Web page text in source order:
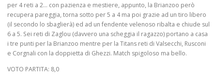
per 4 reti a 2… con pazienza e mestiere, appunto, la Brianzoo però
recupera pareggia, torna sotto per 5 a 4 ma poi grazie ad un tiro libero
(il secondo lo sbaglierà) ed ad un fendente velenoso ribalta e chiude sul
6 a 5. Sei reti di Zaglou (davvero una scheggia il ragazzo) portano a casa
i tre punti per la Brianzoo mentre per la Titans reti di Valsecchi, Rusconi
e Corgnali con la doppietta di Ghezzi. Match spigoloso ma bello.
VOTO PARTITA: 8,0